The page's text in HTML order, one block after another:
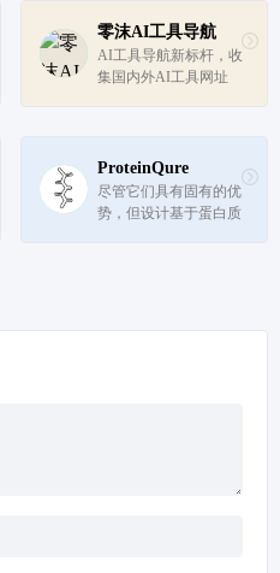
零沫AI工具导航
AI工具导航新标杆，收
集国内外AI工具网址
ProteinQure
尽管它们具有固有的优
势，但设计基于蛋白质